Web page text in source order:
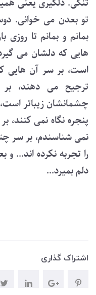
تو بعدن می خوانی.
بمانم و بمانم تا روزی
هایی که دلشان می
است، بر سر آن هایی
ترجیح می دهند،
چشمانشان زیباتر
پنجره نگاه نمی
نمی شناسندم، بر سر
را تجربه نکرده اند... و
دلم بمیرد...
اشتراک گذاری